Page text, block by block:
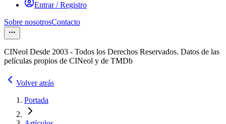
Entrar / Registro
Sobre nosotrosContacto
CINeol Desde 2003 - Todos los Derechos Reservados. Datos de las
películas propios de CINeol y de TMDb
Volver atrás
Portada